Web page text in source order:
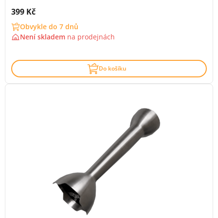
Cena s DPH:
399 Kč
Obvykle do 7 dnů
Není skladem na prodejnách
Do košíku